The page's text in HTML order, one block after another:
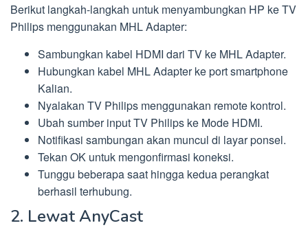
Berikut langkah-langkah untuk menyambungkan HP ke TV
Philips menggunakan MHL Adapter:
Sambungkan kabel HDMI dari TV ke MHL Adapter.
Hubungkan kabel MHL Adapter ke port smartphone
Kalian.
Nyalakan TV Philips menggunakan remote kontrol.
Ubah sumber input TV Philips ke Mode HDMI.
Notifikasi sambungan akan muncul di layar ponsel.
Tekan OK untuk mengonfirmasi koneksi.
Tunggu beberapa saat hingga kedua perangkat
berhasil terhubung.
2. Lewat AnyCast